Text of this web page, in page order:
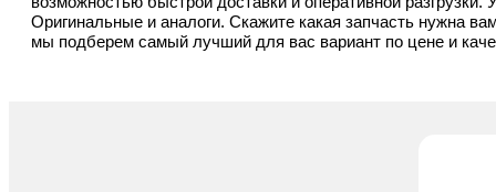
Оригинальные и аналоги. Скажите какая запчасть нужна
мы подберем самый лучший для вас вариант по цене и